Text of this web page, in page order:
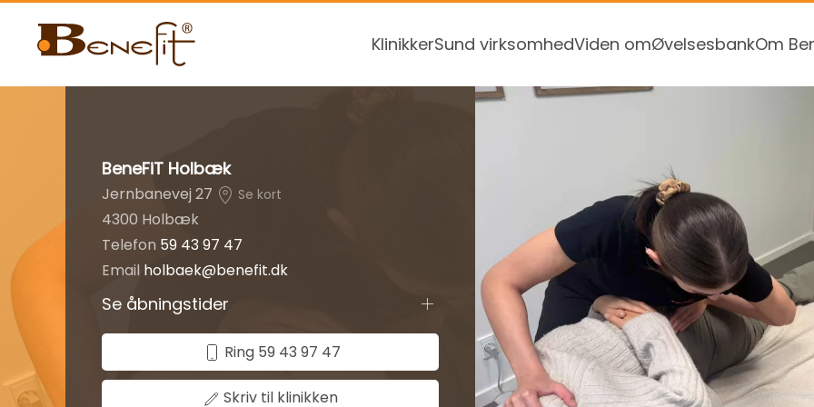
KlinikkerSund virksomhedViden omØvelsesbankOm
BeneFiT Holbæk
Jernbanevej 27 Se kort
4300 Holbæk
Telefon 59 43 97 47
Email holbaek@benefit.dk
Se åbningstider
Ring 59 43 97 47
Skriv til klinikken